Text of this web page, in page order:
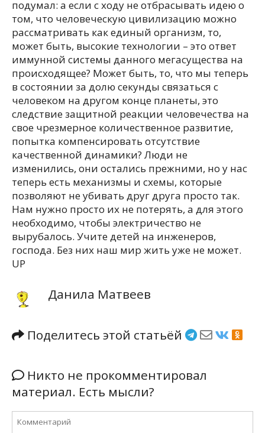
подумал: а если с ходу не отбрасывать идею о
том, что человеческую цивилизацию можно
рассматривать как единый организм, то,
может быть, высокие технологии – это ответ
иммунной системы данного мегасущества на
происходящее? Может быть, то, что мы теперь
в состоянии за долю секунды связаться с
человеком на другом конце планеты, это
следствие защитной реакции человечества на
свое чрезмерное количественное развитие,
попытка компенсировать отсутствие
качественной динамики? Люди не
изменились, они остались прежними, но у нас
теперь есть механизмы и схемы, которые
позволяют не убивать друг друга просто так.
Нам нужно просто их не потерять, а для этого
необходимо, чтобы электричество не
вырубалось. Учите детей на инженеров,
господа. Без них наш мир жить уже не может.
UP
Данила Матвеев
Поделитесь этой статьёй
Никто не прокомментировал
материал. Есть мысли?